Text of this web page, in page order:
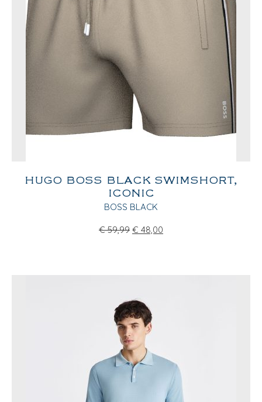
HUGO BOSS BLACK SWIMSHORT,
ICONIC
BOSS BLACK
€ 59,99 € 48,00